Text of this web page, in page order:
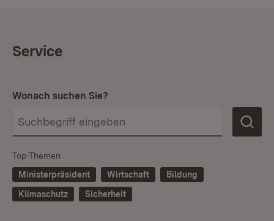
Service
Wonach suchen Sie?
Top-Themen
Ministerpräsident
Wirtschaft
Bildung
Klimaschutz
Sicherheit